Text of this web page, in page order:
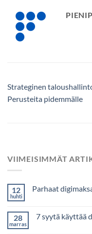
Strateginen
Perusteita pidemmälle
VIIMEISIMMÄT
12
huhti
Parhaat
28
marras
7 syytä käyttää